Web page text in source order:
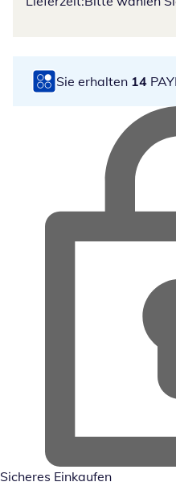
Sie erhalten 14
Sicheres Einkaufen